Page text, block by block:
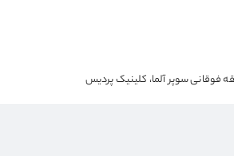
فوقانی سوپر آلما، کلینیک پردیس